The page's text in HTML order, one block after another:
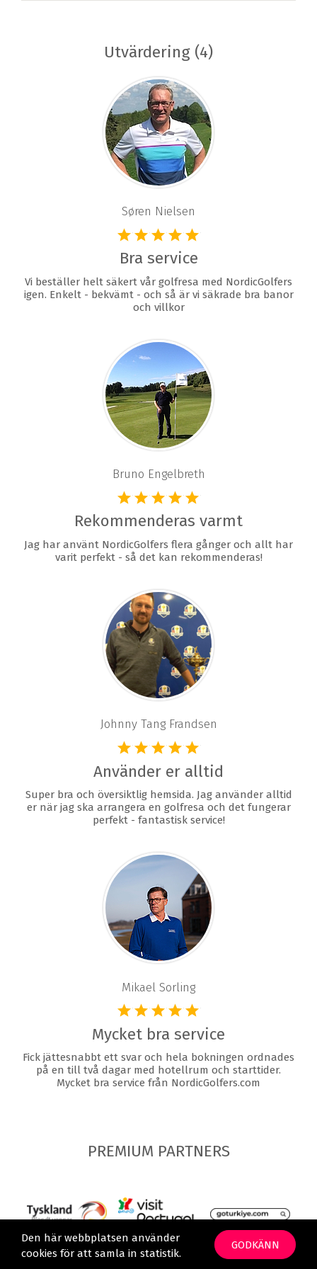
Utvärdering (4)
Søren Nielsen
Bra service
Vi beställer helt säkert vår golfresa med NordicGolfers
igen. Enkelt - bekvämt - och så är vi säkrade bra banor
och villkor
Bruno Engelbreth
Rekommenderas varmt
Jag har använt NordicGolfers flera gånger och allt har
varit perfekt - så det kan rekommenderas!
Johnny Tang Frandsen
Använder er alltid
Super bra och översiktlig hemsida. Jag använder alltid
er när jag ska arrangera en golfresa och det fungerar
perfekt - fantastisk service!
Mikael Sorling
Mycket bra service
Fick jättesnabbt ett svar och hela bokningen ordnades
på en till två dagar med hotellrum och starttider.
Mycket bra service från NordicGolfers.com
PREMIUM PARTNERS
Den här webbplatsen använder
cookies för att samla in statistik.
GODKÄNN